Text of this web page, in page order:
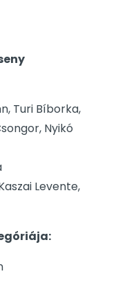
Turi Bíborka,
Nyikó
Levente,